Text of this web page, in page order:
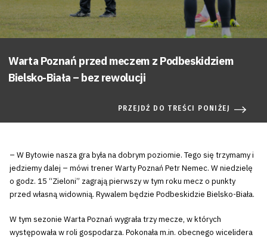
Warta Poznań przed meczem z Podbeskidziem
Bielsko-Biała – bez rewolucji
PRZEJDŹ DO TREŚCI PONIŻEJ
– W Bytowie nasza gra była na dobrym poziomie. Tego się trzymamy i
jedziemy dalej – mówi trener Warty Poznań Petr Nemec. W niedzielę
o godz. 15 “Zieloni” zagrają pierwszy w tym roku mecz o punkty
przed własną widownią. Rywalem będzie Podbeskidzie Bielsko-Biała.
W tym sezonie Warta Poznań wygrała trzy mecze, w których
występowała w roli gospodarza. Pokonała m.in. obecnego wicelidera